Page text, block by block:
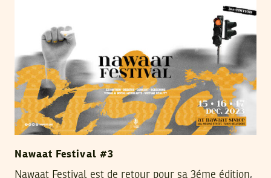
Nawaat Festival #3
Nawaat Festival est de retour pour sa 3éme édition,